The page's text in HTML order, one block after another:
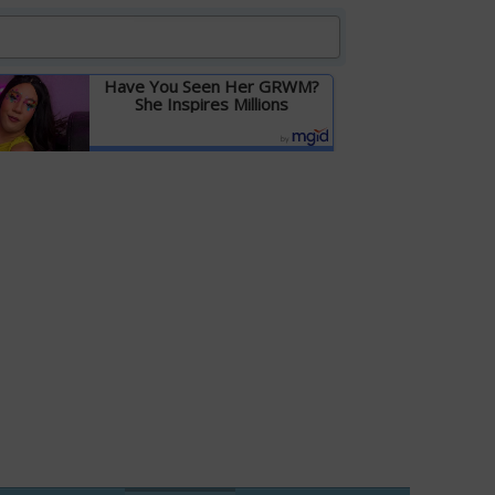
Have You Seen Her GRWM?
She Inspires Millions